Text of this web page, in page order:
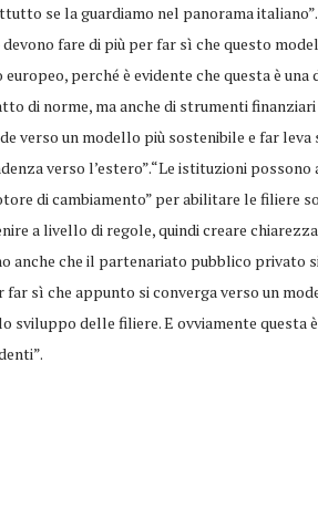
se la guardiamo nel panorama
fare di più per far sì che questo
perché è evidente che questa è una
di norme, ma anche di strumenti
verso un modello più sostenibile e far leva
verso l’estero”.“Le istituzioni possono
di cambiamento” per abilitare le filiere
a livello di regole, quindi creare
anche che il partenariato pubblico privato
sì che appunto si converga verso un
sviluppo delle filiere. E ovviamente questa